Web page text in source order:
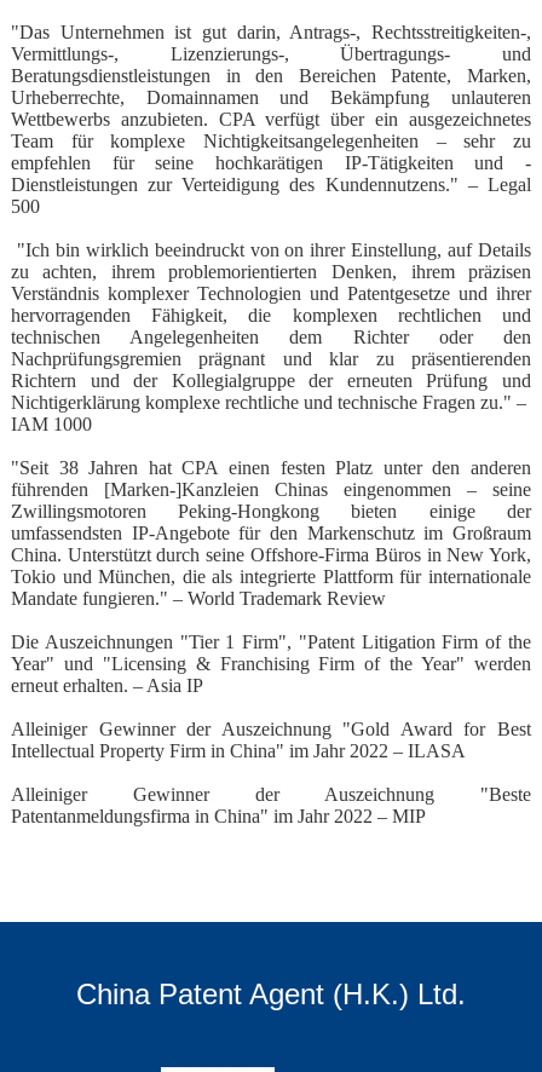
"Das Unternehmen ist gut darin, Antrags-, Rechtsstreitigkeiten-,
Vermittlungs-, Lizenzierungs-, Übertragungs- und
Beratungsdienstleistungen in den Bereichen Patente, Marken,
Urheberrechte, Domainnamen und Bekämpfung unlauteren
Wettbewerbs anzubieten. CPA verfügt über ein ausgezeichnetes
Team für komplexe Nichtigkeitsangelegenheiten – sehr zu
empfehlen für seine hochkarätigen IP-Tätigkeiten und -
Dienstleistungen zur Verteidigung des Kundennutzens." – Legal
500
"Ich bin wirklich beeindruckt von on ihrer Einstellung, auf Details
zu achten, ihrem problemorientierten Denken, ihrem präzisen
Verständnis komplexer Technologien und Patentgesetze und ihrer
hervorragenden Fähigkeit, die komplexen rechtlichen und
technischen Angelegenheiten dem Richter oder den
Nachprüfungsgremien prägnant und klar zu präsentierenden
Richtern und der Kollegialgruppe der erneuten Prüfung und
Nichtigerklärung komplexe rechtliche und technische Fragen zu." –
IAM 1000
"Seit 38 Jahren hat CPA einen festen Platz unter den anderen
führenden [Marken-]Kanzleien Chinas eingenommen – seine
Zwillingsmotoren Peking-Hongkong bieten einige der
umfassendsten IP-Angebote für den Markenschutz im Großraum
China. Unterstützt durch seine Offshore-Firma Büros in New York,
Tokio und München, die als integrierte Plattform für internationale
Mandate fungieren." – World Trademark Review
Die Auszeichnungen "Tier 1 Firm", "Patent Litigation Firm of the
Year" und "Licensing & Franchising Firm of the Year" werden
erneut erhalten. – Asia IP
Alleiniger Gewinner der Auszeichnung "Gold Award for Best
Intellectual Property Firm in China" im Jahr 2022 – ILASA
Alleiniger Gewinner der Auszeichnung "Beste
Patentanmeldungsfirma in China" im Jahr 2022 – MIP
China Patent Agent (H.K.) Ltd.